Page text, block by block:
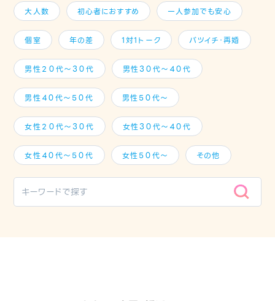
大人数 初心者におすすめ 一人参加でも安心
個室 年の差 1対1トーク バツイチ・再婚
男性２０代～３０代 男性３０代～４０代
男性４０代～５０代 男性５０代～
女性２０代～３０代 女性３０代～４０代
女性４０代～５０代 女性５０代～ その他